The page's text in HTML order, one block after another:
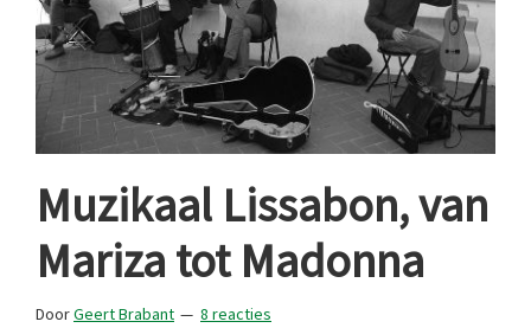
Muzikaal Lissabon, van
Mariza tot Madonna
DoorGeert Brabant
8 reacties